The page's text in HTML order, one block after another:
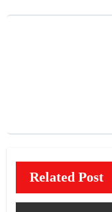
Related Post